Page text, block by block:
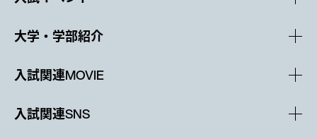
大学・学部紹介
入試関連MOVIE
入試関連SNS